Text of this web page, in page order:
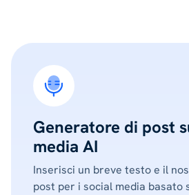
Generatore di post
media AI
Inserisci un breve testo e il
post per i social media basato